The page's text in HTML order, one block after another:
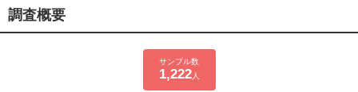
調査概要
サンプル数
1,222人